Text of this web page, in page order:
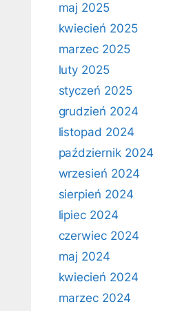
maj 2025
kwiecień 2025
marzec 2025
luty 2025
styczeń 2025
grudzień 2024
listopad 2024
październik 2024
wrzesień 2024
sierpień 2024
lipiec 2024
czerwiec 2024
maj 2024
kwiecień 2024
marzec 2024